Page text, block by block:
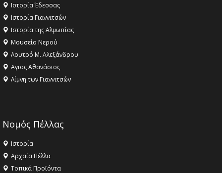
Ιστορία Έδεσσας
Ιστορία Γιαννιτσών
Ιστορία της Αλμωπίας
Μουσείο Νερού
Λουτρό Μ. Αλεξάνδρου
Αγιος Αθανάσιος
Λίμνη των Γιαννιτσών
Νομός Πέλλας
Ιστορία
Αρχαία Πέλλα
Τοπικά Προϊόντα